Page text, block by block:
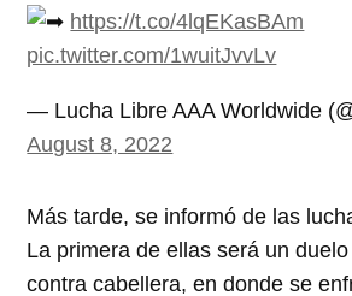
https://t.co/4lqEKasBAm
pic.twitter.com/1wuitJvvLv
— Lucha Libre AAA Worldwide
August 8, 2022
Más tarde, se informó de las
La primera de ellas será un
contra cabellera, en donde se